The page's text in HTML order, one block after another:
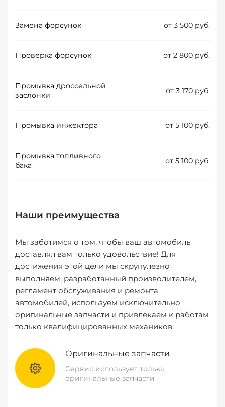
Замена форсунок от 3 500 руб.
Проверка форсунок от 2 800 руб.
Промывка дроссельной
заслонки
от 3 170 руб.
Промывка инжектора от 5 100 руб.
Промывка топливного
бака
от 5 100 руб.
Наши преимущества
Мы заботимся о том, чтобы ваш автомобиль
доставлял вам только удовольствие! Для
достижения этой цели мы скрупулезно
выполняем, разработанный производителем,
регламент обслуживания и ремонта
автомобилей, используем исключительно
оригинальные запчасти и привлекаем к работам
только квалифицированных механиков.
Оригинальные запчасти
Сервис использует только
оригинальные запчасти